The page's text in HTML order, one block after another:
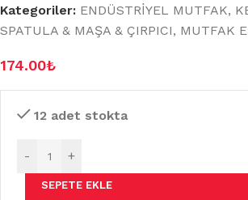
Kategoriler: ENDÜSTRİYEL MUTFAK,
SPATULA & MAŞA & ÇIRPICI, MUTFAK
174.00₺
12 adet stokta
- +
SEPETE EKLE